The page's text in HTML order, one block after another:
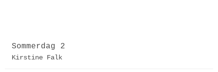
Sommerdag 2
Kirstine Falk